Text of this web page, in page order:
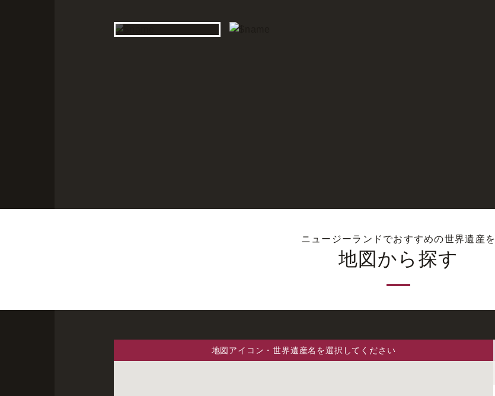
ニュージーランドでおすすめの世界遺産を
地図から探す
地図アイコン・世界遺産名を選択してください